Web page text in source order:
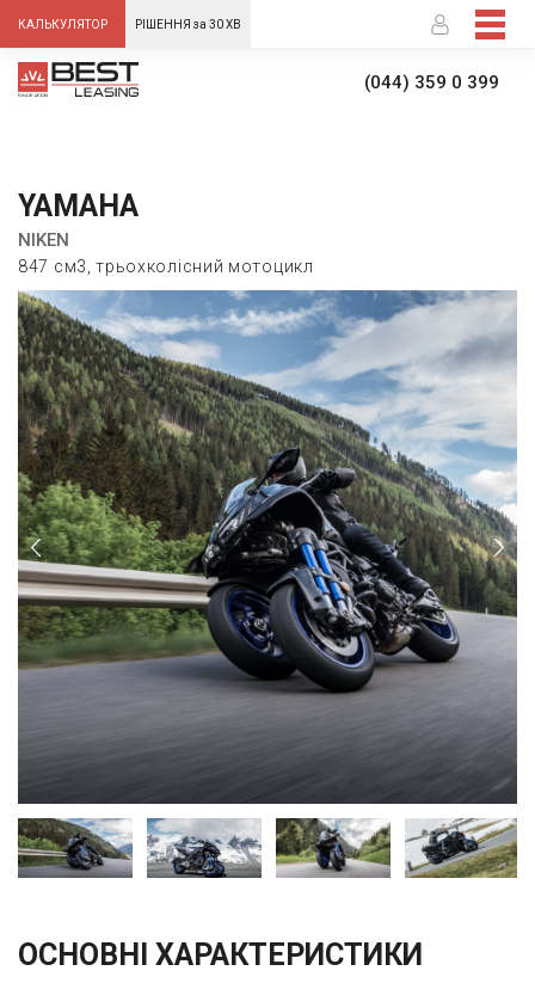
КАЛЬКУЛЯТОР РІШЕННЯ за 30 ХВ
(044) 359 0 399
YAMAHA
NIKEN
847 см3, трьохколісний мотоцикл
ОСНОВНІ ХАРАКТЕРИСТИКИ